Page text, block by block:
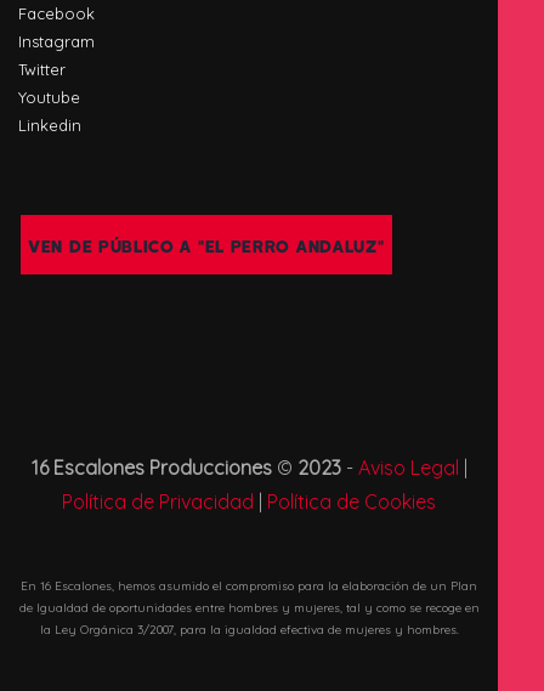
Facebook
Instagram
Twitter
Youtube
Linkedin
VEN DE PÚBLICO A "EL PERRO ANDALUZ"
16 Escalones Producciones© 2023- Aviso Legal |
Política de Privacidad | Política de Cookies
En 16 Escalones, hemos asumido el compromiso para la elaboración de un Plan
de Igualdad de oportunidades entre hombres y mujeres, tal y como se recoge en
la Ley Orgánica 3/2007, para la igualdad efectiva de mujeres y hombres.